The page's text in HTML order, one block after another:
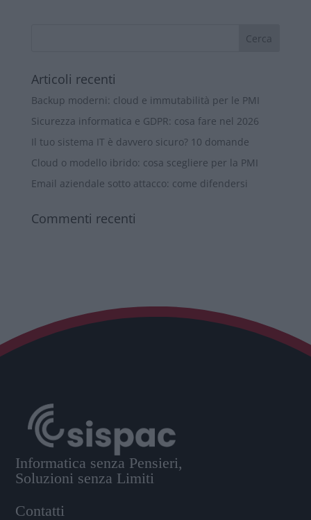
Articoli recenti
Backup moderni: cloud e immutabilità per le PMI
Sicurezza informatica e GDPR: cosa fare nel 2026
Il tuo sistema IT è davvero sicuro? 10 domande
Cloud o modello ibrido: cosa scegliere per la PMI
Email aziendale sotto attacco: come difendersi
Commenti recenti
Informatica senza Pensieri,
Soluzioni senza Limiti
Contatti